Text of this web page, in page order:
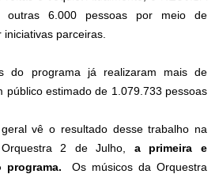
outras 6.000 pessoas por meio de
parceiras.
do programa já realizaram mais de
público estimado de 1.079.733 pessoas
vê o resultado desse trabalho na
2 de Julho, a primeira e
programa.Os músicos da Orquestra